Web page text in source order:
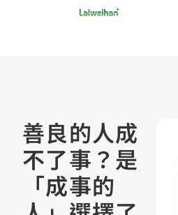
善良的人成
不了事？是
「成事的